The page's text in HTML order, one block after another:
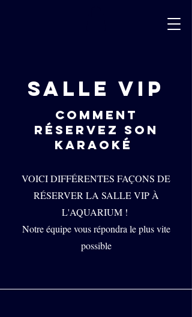
salle vip
comment
réservez son
karaoké
VOICI DIFFÉRENTES FAÇONS DE
RÉSERVER LA SALLE VIP À
L'AQUARIUM !
Notre équipe vous répondra le plus vite
possible